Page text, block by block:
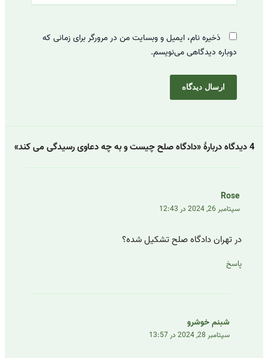
ذخیره نام، ایمیل و وبسایت من در مرورگر برای زمانی که
دوباره دیدگاهی می‌نویسم.
4 دیدگاه دربارهٔ «دادگاه صلح چیست و به چه دعاوی رسیدگی می کند»
Rose
سپتامبر 26, 2024 در 12:43
در تهران دادگاه صلح تشکیل شده؟
پاسخ
شبنم خوشرو
سپتامبر 28, 2024 در 13:57